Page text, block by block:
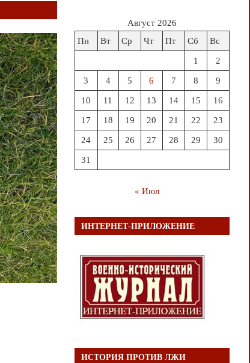
Август 2026
Пн
Вт Ср Чт Пт Сб Вс
1 2
3 4 5 6 7 8 9
10 11 12 13 14 15 16
17 18 19 20 21 22 23
24 25 26 27 28 29 30
31
« Июл
ИНТЕРНЕТ-ПРИЛОЖЕНИЕ
ИСТОРИЯ ПРОТИВ ЛЖИ